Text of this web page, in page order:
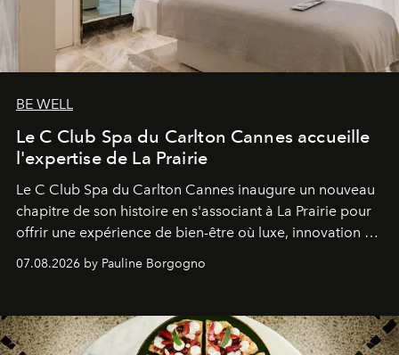
BE WELL
Le C Club Spa du Carlton Cannes accueille
l'expertise de La Prairie
Le C Club Spa du Carlton Cannes inaugure un nouveau
chapitre de son histoire en s'associant à La Prairie pour
offrir une expérience de bien-être où luxe, innovation et
expertise se rencontrent.
07.08.2026 by Pauline Borgogno